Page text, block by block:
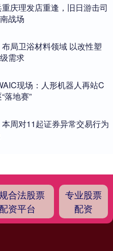
庆理发店重逢，旧日游击司
战场
局卫浴材料领域 以改性塑
需求
现场：人形机器人再站C
落地赛”
周对11起证券异常交易行为
合法股票
资平台
专业股票
配资